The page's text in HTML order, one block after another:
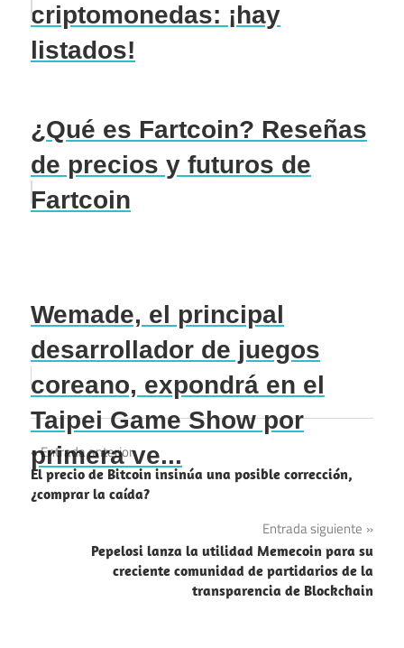
criptomonedas: ¡hay
listados!
¿Qué es Fartcoin? Reseñas
de precios y futuros de
Fartcoin
Wemade, el principal
desarrollador de juegos
coreano, expondrá en el
Taipei Game Show por
primera ve...
Navegación
de
Entrada anterior
El precio de Bitcoin insinúa una posible corrección,
¿comprar la caída?
Entrada siguiente
Pepelosi lanza la utilidad Memecoin para su
creciente comunidad de partidarios de la
transparencia de Blockchain